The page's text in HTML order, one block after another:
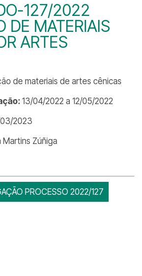
127/2022
DE MATERIAIS
ARTES
de materiais de artes cênicas
13/04/2022 a 12/05/2022
2023
Martins Zúñiga
PROCESSO 2022/127